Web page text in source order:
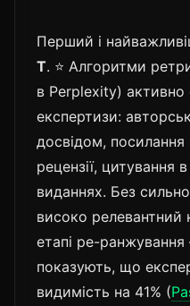
Перший і
T. ⭐ Алгоритми
в Perplexity) активно
експертизи:
досвідом,
рецензії, цитування
виданнях. Без
високо релевантний
етапі ре-
показують, що
видимість на 41% (